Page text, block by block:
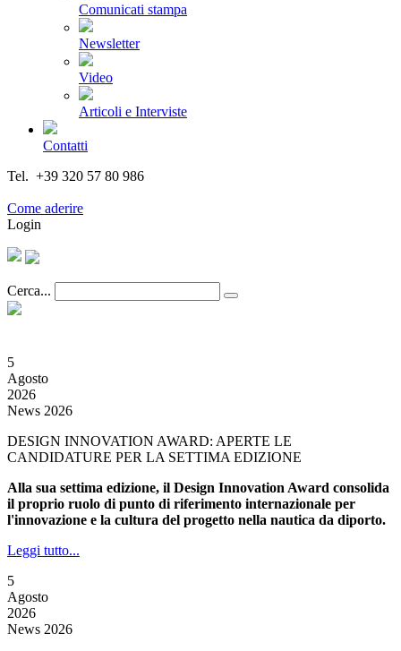
Comunicati stampa
Newsletter
Video
Articoli e Interviste
Contatti
Tel. +39 320 57 80 986
Come aderire
Login
Cerca...
5
Agosto
2026
News 2026
DESIGN INNOVATION AWARD: APERTE LE
CANDIDATURE PER LA SETTIMA EDIZIONE
Alla sua settima edizione, il Design Innovation Award consolida
il proprio ruolo di punto di riferimento internazionale per
l'innovazione e la cultura del progetto nella nautica da diporto.
Leggi tutto...
5
Agosto
2026
News 2026